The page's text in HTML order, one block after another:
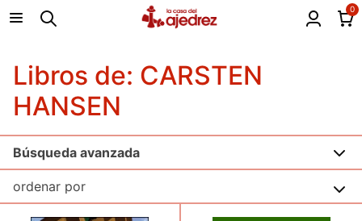
0
Libros de: CARSTEN
HANSEN
Búsqueda avanzada